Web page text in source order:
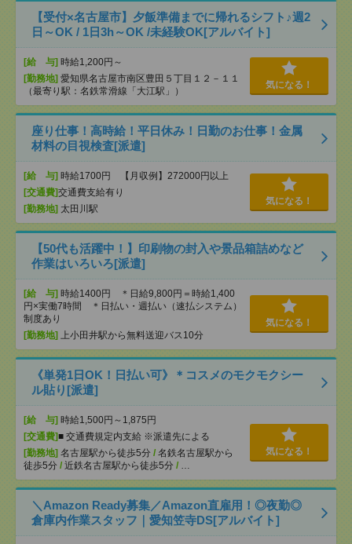
【受付×名古屋市】夕飯準備までに帰れるシフト♪週2
日～OK / 1日3h～OK /未経験OK[アルバイト]
[給 与] 時給1,200円～
[勤務地] 愛知県名古屋市南区豊田５丁目１２－１１
（最寄り駅：名鉄常滑線「大江駅」）
気になる！
座り仕事！高時給！平日休み！日勤のお仕事！金属
材料の目視検査[派遣]
[給 与] 時給1700円 【月収例】272000円以上
[交通費]交通費支給有り
[勤務地] 太田川駅
気になる！
【50代も活躍中！】印刷物の封入や景品箱詰めなど
作業はいろいろ[派遣]
[給 与] 時給1400円 ＊日給9,800円＝時給1,400
円×実働7時間 ＊日払い・週払い（速払システム）
制度あり
[勤務地] 上小田井駅から無料送迎バス10分
気になる！
《単発1日OK！日払い可》＊コスメのモクモクシー
ル貼り[派遣]
[給 与] 時給1,500円～1,875円
[交通費]■ 交通費規定内支給 ※派遣先による
[勤務地] 名古屋駅から徒歩5分 / 名鉄名古屋駅から
徒歩5分 / 近鉄名古屋駅から徒歩5分 / …
気になる！
＼Amazon Ready募集／Amazon直雇用！◎夜勤◎
倉庫内作業スタッフ｜愛知笠寺DS[アルバイト]